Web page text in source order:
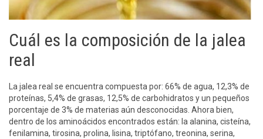
Cuál es la composición de la jalea
real
La jalea real se encuentra compuesta por: 66% de agua, 12,3% de
proteínas, 5,4% de grasas, 12,5% de carbohidratos y un pequeños
porcentaje de 3% de materias aún desconocidas. Ahora bien,
dentro de los aminoácidos encontrados están: la alanina, cisteína,
fenilamina, tirosina, prolina, lisina, triptófano, treonina, serina,